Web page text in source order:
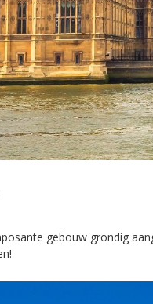
gebouw grondig